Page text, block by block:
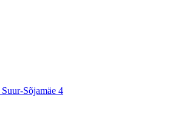
Sõjamäe 4